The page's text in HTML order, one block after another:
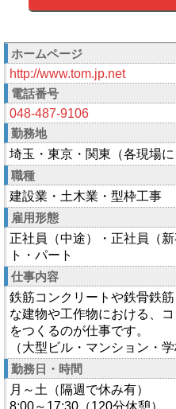
ホームページ
http://www.tom.jp.net
電話番号
048-487-9106
勤務地
埼玉・東京・関東（各現場に
職種
建設業・土木業・型枠工事
雇用形態
正社員（中途）・正社員（
ト・パート
仕事内容
鉄筋コンクリートや鉄骨鉄
な建物や工作物における、
をつくるのが仕事です。
（大型ビル・マンション・学
勤務日・時間
月～土（隔週で休み有）
8:00～17:30（120分休憩）